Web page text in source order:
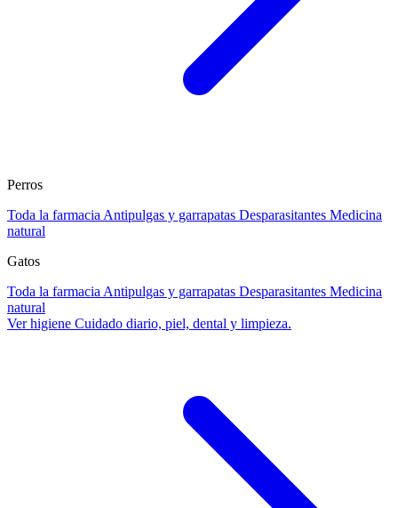
Perros
Toda la farmacia Antipulgas y garrapatas Desparasitantes Medicina
natural
Gatos
Toda la farmacia Antipulgas y garrapatas Desparasitantes Medicina
natural
Ver higiene Cuidado diario, piel, dental y limpieza.